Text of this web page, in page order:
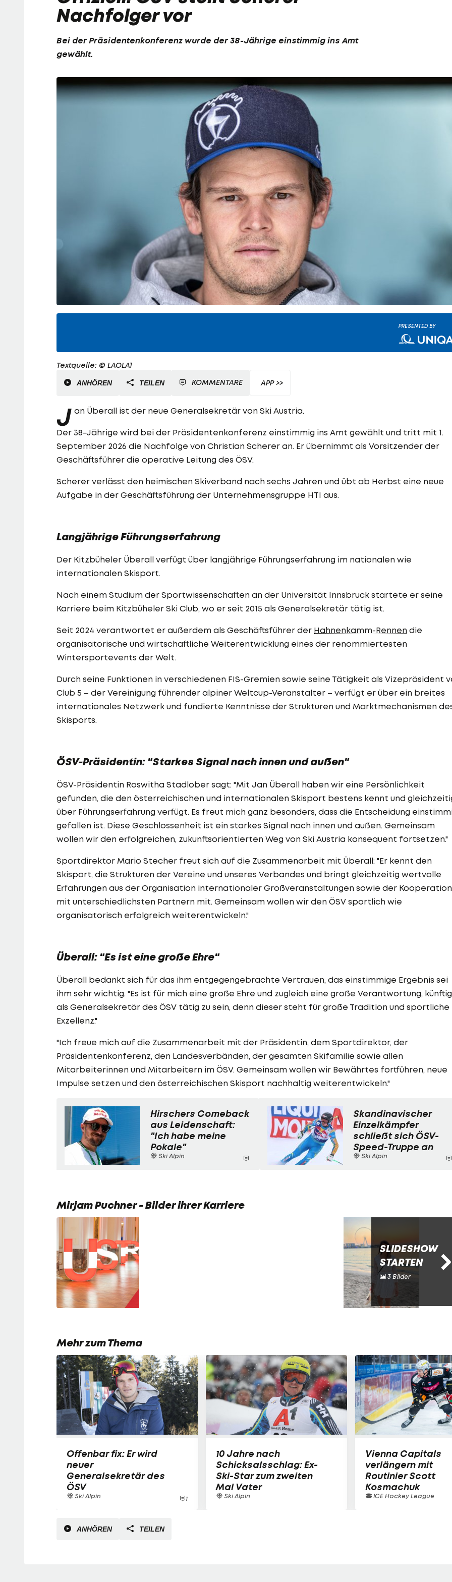
Nachfolger vor
Bei der Präsidentenkonferenz wurde der 38-Jährige einstimmig ins Amt
gewählt.
PRESENTED BY
Textquelle: © LAOLA1
ANHÖREN TEILEN KOMMENTARE APP >>
J an Überall ist der neue Generalsekretär von Ski Austria.
Der 38-Jährige wird bei der Präsidentenkonferenz einstimmig ins Amt gewählt und tritt mit 1.
September 2026 die Nachfolge von Christian Scherer an. Er übernimmt als Vorsitzender der
Geschäftsführer die operative Leitung des ÖSV.
Scherer verlässt den heimischen Skiverband nach sechs Jahren und übt ab Herbst eine neue
Aufgabe in der Geschäftsführung der Unternehmensgruppe HTI aus.
Langjährige Führungserfahrung
Der Kitzbüheler Überall verfügt über langjährige Führungserfahrung im nationalen wie
internationalen Skisport.
Nach einem Studium der Sportwissenschaften an der Universität Innsbruck startete er seine
Karriere beim Kitzbüheler Ski Club, wo er seit 2015 als Generalsekretär tätig ist.
Seit 2024 verantwortet er außerdem als Geschäftsführer der Hahnenkamm-Rennen die
organisatorische und wirtschaftliche Weiterentwicklung eines der renommiertesten
Wintersportevents der Welt.
Durch seine Funktionen in verschiedenen FIS-Gremien sowie seine Tätigkeit als Vizepräsident
Club 5 – der Vereinigung führender alpiner Weltcup-Veranstalter – verfügt er über ein breites
internationales Netzwerk und fundierte Kenntnisse der Strukturen und Marktmechanismen
Skisports.
ÖSV-Präsidentin: "Starkes Signal nach innen und außen"
ÖSV-Präsidentin Roswitha Stadlober sagt: "Mit Jan Überall haben wir eine Persönlichkeit
gefunden, die den österreichischen und internationalen Skisport bestens kennt und
über Führungserfahrung verfügt. Es freut mich ganz besonders, dass die Entscheidung
gefallen ist. Diese Geschlossenheit ist ein starkes Signal nach innen und außen. Gemeinsam
wollen wir den erfolgreichen, zukunftsorientierten Weg von Ski Austria konsequent fortsetzen."
Sportdirektor Mario Stecher freut sich auf die Zusammenarbeit mit Überall: "Er kennt den
Skisport, die Strukturen der Vereine und unseres Verbandes und bringt gleichzeitig wertvolle
Erfahrungen aus der Organisation internationaler Großveranstaltungen sowie der Kooperation
mit unterschiedlichsten Partnern mit. Gemeinsam wollen wir den ÖSV sportlich wie
organisatorisch erfolgreich weiterentwickeln."
Überall: "Es ist eine große Ehre"
Überall bedankt sich für das ihm entgegengebrachte Vertrauen, das einstimmige Ergebnis sei
ihm sehr wichtig. "Es ist für mich eine große Ehre und zugleich eine große Verantwortung, künftig
als Generalsekretär des ÖSV tätig zu sein, denn dieser steht für große Tradition und sportliche
Exzellenz."
"Ich freue mich auf die Zusammenarbeit mit der Präsidentin, dem Sportdirektor, der
Präsidentenkonferenz, den Landesverbänden, der gesamten Skifamilie sowie allen
Mitarbeiterinnen und Mitarbeitern im ÖSV. Gemeinsam wollen wir Bewährtes fortführen, neue
Impulse setzen und den österreichischen Skisport nachhaltig weiterentwickeln."
Hirschers Comeback
aus Leidenschaft:
"Ich habe meine
Pokale"
Ski Alpin
Skandinavischer
Einzelkämpfer
schließt sich ÖSV-
Speed-Truppe an
Ski Alpin
Mirjam Puchner - Bilder ihrer Karriere
SLIDESHOW
STARTEN
3 Bilder
Mehr zum Thema
Offenbar fix: Er wird
neuer
Generalsekretär des
ÖSV
Ski Alpin 1
10 Jahre nach
Schicksalsschlag: Ex-
Ski-Star zum zweiten
Mal Vater
Ski Alpin
Vienna Capitals
verlängern mit
Routinier Scott
Kosmachuk
ICE Hockey League
ANHÖREN TEILEN